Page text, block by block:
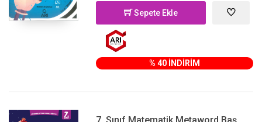
Sepete Ekle
% 40 İNDİRİM